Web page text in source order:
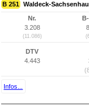
B 251 Waldeck-
Nr.
3.208
(11.086)
DTV
4.443
Infos...